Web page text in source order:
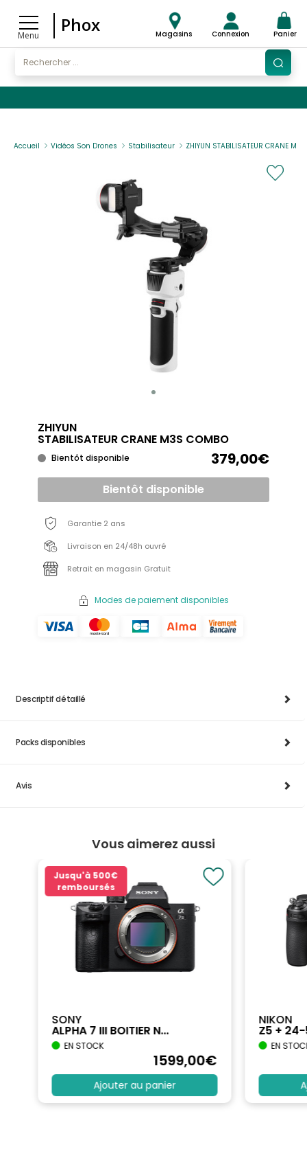
Menu
Phox Magasins Connexion Panier
Accueil Vidéos Son Drones Stabilisateur ZHIYUN STABILISATEUR CRANE
ZHIYUN
STABILISATEUR CRANE M3S COMBO
Bientôt disponible 379,00€
Bientôt disponible
Garantie 2 ans
Livraison en 24/48h ouvré
Retrait en magasin Gratuit
Modes de paiement disponibles
Descriptif détaillé
Packs disponibles
Avis
Vous aimerez aussi
Jusqu'à 500€
remboursés
SONY
ALPHA 7 III BOITIER N...
EN STOCK
1599,00€
Ajouter au panier
NIKON
Z5 +
EN